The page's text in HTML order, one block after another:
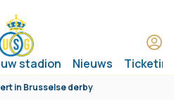
stadion Nieuws
in Brusselse derby